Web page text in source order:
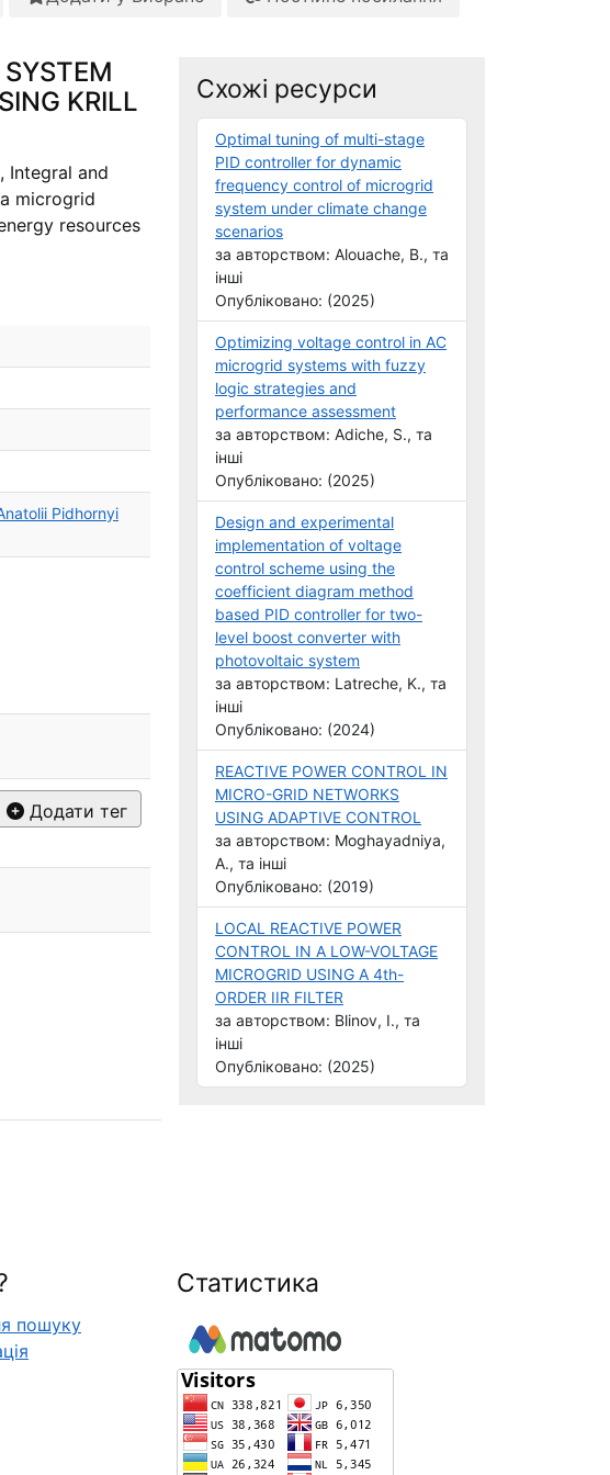
KRILL
Integral and
microgrid
resources
Pidhornyi
Додати тег
Схожі ресурси
Optimal tuning of multi-stage
PID controller for dynamic
frequency control of microgrid
system under climate change
scenarios
за авторством: Alouache, B., та
інші
Опубліковано: (2025)
Optimizing voltage control in AC
microgrid systems with fuzzy
logic strategies and
performance assessment
за авторством: Adiche, S., та
інші
Опубліковано: (2025)
Design and experimental
implementation of voltage
control scheme using the
coefficient diagram method
based PID controller for two-
level boost converter with
photovoltaic system
за авторством: Latreche, K., та
інші
Опубліковано: (2024)
REACTIVE POWER CONTROL IN
MICRO-GRID NETWORKS
USING ADAPTIVE CONTROL
за авторством: Moghayadniya,
A., та інші
Опубліковано: (2019)
LOCAL REACTIVE POWER
CONTROL IN A LOW-VOLTAGE
MICROGRID USING A 4th-
ORDER IIR FILTER
за авторством: Blinov, I., та
інші
Опубліковано: (2025)
пошуку
Статистика